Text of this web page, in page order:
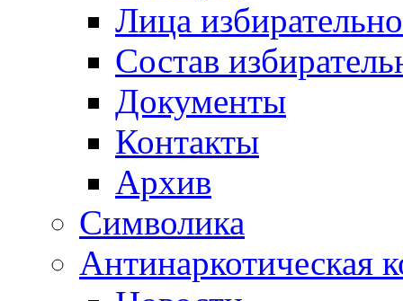
Лица
Состав
Документы
Контакты
Архив
Символика
Антинаркотическая